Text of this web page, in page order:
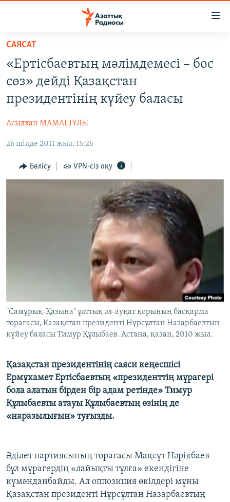
Skip
main
content
to
main
Skip
Search
ЖАҢАЛЫҚТАР
САЯСАТ
АДАМ ҚҰҚЫҚТАРЫ
ӘЛЕУМЕТ
ӘЛЕМ
САЯСАТ
«Ертісбаевтың мәлімдемесі – бос
сөз» дейді Қазақстан
президентінің күйеу баласы
Асылхан МАМАШҰЛЫ
26 шілде 2011 жыл, 15:25
Бөлісу VPN-сіз оқу
"Самұрық-Қазына" ұлттық әл-ауқат қорының басқарма
төрағасы, Қазақстан президенті Нұрсұлтан Назарбаевтың
күйеу баласы Тимур Құлыбаев. Астана, қазан, 2010 жыл.
Қазақстан президентінің саяси кеңесшісі
Ермұхамет Ертісбаевтың «президенттің мұрагері
бола алатын бірден бір адам ретінде» Тимур
Құлыбаевты атауы Құлыбаевтың өзінің де
«наразылығын» туғызды.
Әділет партиясының төрағасы Мақсұт Нәрікбаев
бұл мұрагердің «лайықты тұлға» екендігіне
күмәнданбайды. Ал оппозиция өкілдері мұны
Қазақстан президенті Нұрсұлтан Назарбаевтың